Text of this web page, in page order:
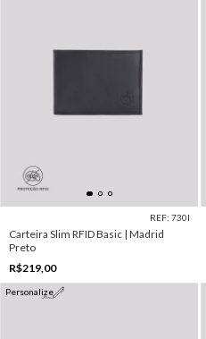
REF: 730I
Carteira Slim RFID Basic | Madrid
Preto
R$219,00
Personalize